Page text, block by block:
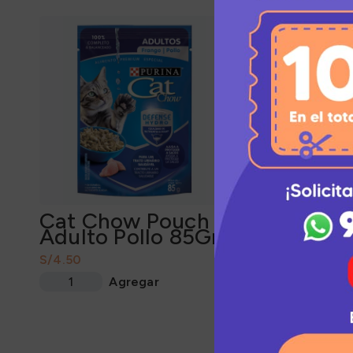
Cat Chow Pouch
Adulto Pollo 85Gr
S/
Agregar
Cat Chow
Gatitos
Agregar